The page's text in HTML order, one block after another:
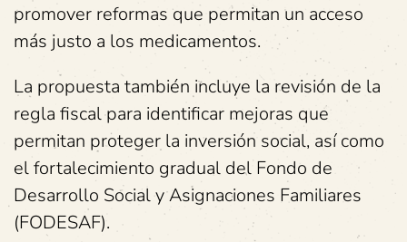
promover reformas que permitan un acceso
más justo a los medicamentos.
La propuesta también incluye la revisión de la
regla fiscal para identificar mejoras que
permitan proteger la inversión social, así como
el fortalecimiento gradual del Fondo de
Desarrollo Social y Asignaciones Familiares
(FODESAF).